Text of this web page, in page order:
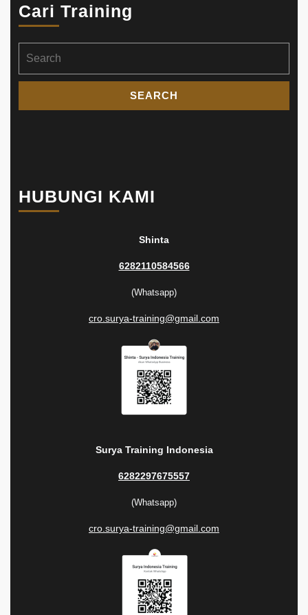
Cari Training
for:
HUBUNGI KAMI
Shinta
6282110584566
(Whatsapp)
cro.surya-training@gmail.com
Surya Training Indonesia
6282297675557
(Whatsapp)
cro.surya-training@gmail.com